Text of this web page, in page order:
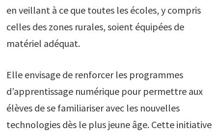
en veillant à ce que toutes les écoles, y compris
celles des zones rurales, soient équipées de
matériel adéquat.
Elle envisage de renforcer les programmes
d’apprentissage numérique pour permettre aux
élèves de se familiariser avec les nouvelles
technologies dès le plus jeune âge. Cette initiative